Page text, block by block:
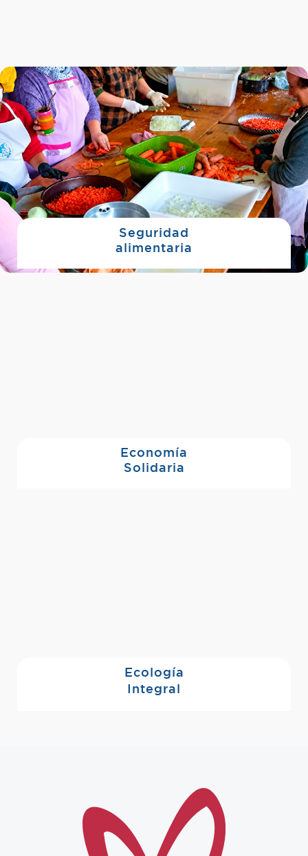
Seguridad
alimentaria
Economía
Solidaria
Ecología
Integral